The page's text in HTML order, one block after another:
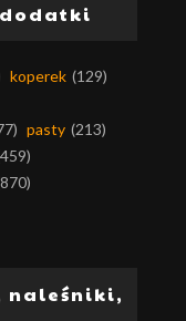
koperek (129)
pasty (213)
naleśniki,